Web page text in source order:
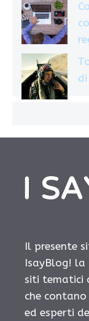
Il presente
IsayBlog! la
siti tematici
che
ed esperti